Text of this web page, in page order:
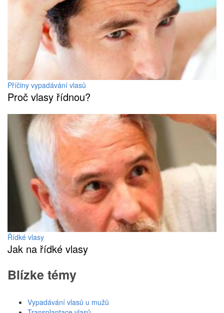
Příčiny vypadávání vlasů
Proč vlasy řídnou?
Řídké vlasy
Jak na řídké vlasy
Blízke témy
Vypadávání vlasů u mužů